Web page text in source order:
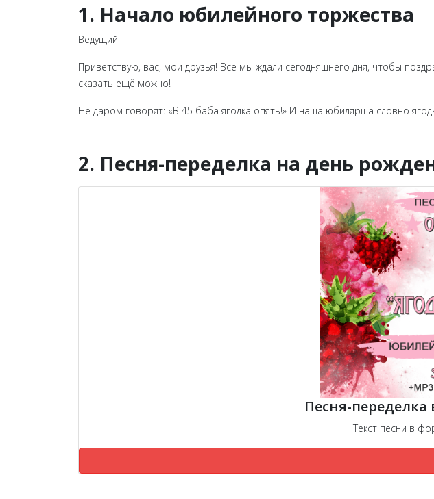
1. Начало юбилейного торжества
Ведущий
Приветствую, вас, мои друзья! Все мы ждали сегодняшнего дня, чтобы
сказать ещё можно!
Не даром говорят: «В 45 баба ягодка опять!» И наша юбилярша словно
2. Песня-переделка на день
Песня-
Текст песни в